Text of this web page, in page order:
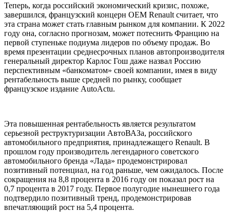
Теперь, когда российский экономический кризис, похоже,
завершился, французский концерн OEM Renault считает, что
эта страна может стать главным рынком для компании. К 2022
году она, согласно прогнозам, может потеснить Францию на
первой ступеньке подиума лидеров по объему продаж. Во
время презентации среднесрочных планов автопроизводителя
генеральный директор Карлос Гош даже назвал Россию
перспективным «банкоматом» своей компании, имея в виду
рентабельность выше средней по рынку, сообщает
французское издание AutoActu.
Эта повышенная рентабельность является результатом
серьезной реструктуризации АвтоВАЗа, российского
автомобильного предприятия, принадлежащего Renault. В
прошлом году производитель легендарного советского
автомобильного бренда «Лада» продемонстрировал
позитивный потенциал, на год раньше, чем ожидалось. После
сокращения на 8,8 процента в 2016 году он показал рост на
0,7 процента в 2017 году. Первое полугодие нынешнего года
подтвердило позитивный тренд, продемонстрировав
впечатляющий рост на 5,4 процента.